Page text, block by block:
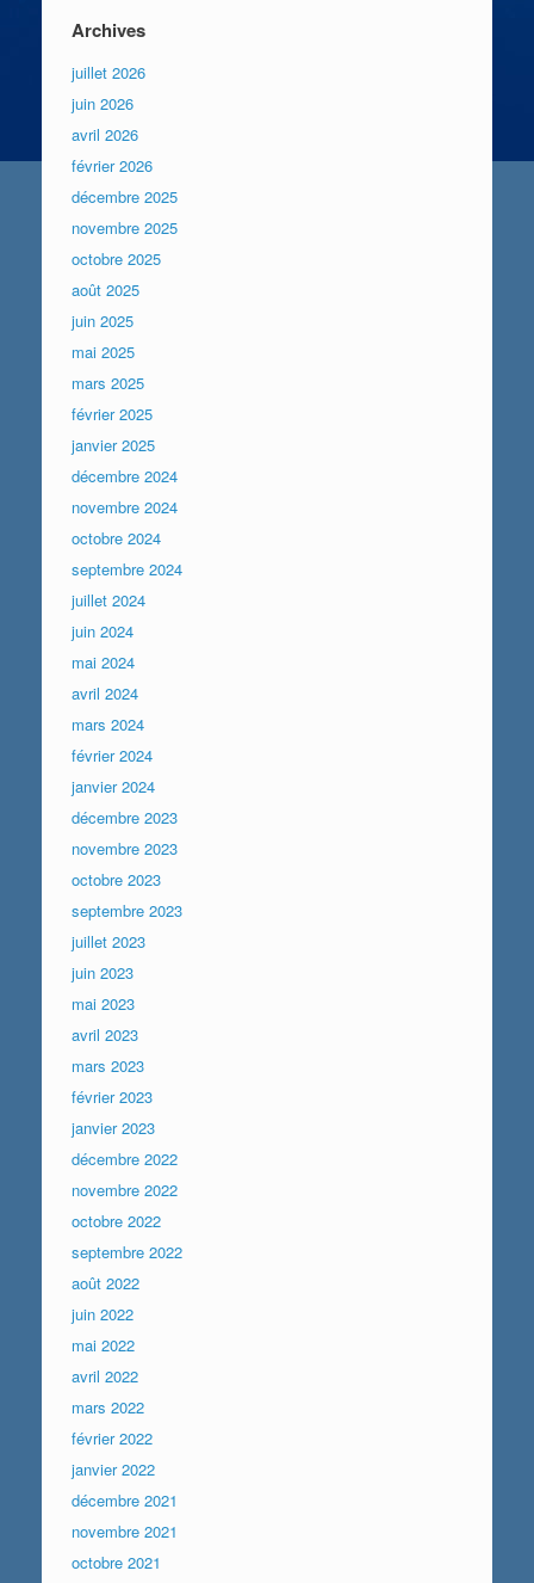
Archives
juillet 2026
juin 2026
avril 2026
février 2026
décembre 2025
novembre 2025
octobre 2025
août 2025
juin 2025
mai 2025
mars 2025
février 2025
janvier 2025
décembre 2024
novembre 2024
octobre 2024
septembre 2024
juillet 2024
juin 2024
mai 2024
avril 2024
mars 2024
février 2024
janvier 2024
décembre 2023
novembre 2023
octobre 2023
septembre 2023
juillet 2023
juin 2023
mai 2023
avril 2023
mars 2023
février 2023
janvier 2023
décembre 2022
novembre 2022
octobre 2022
septembre 2022
août 2022
juin 2022
mai 2022
avril 2022
mars 2022
février 2022
janvier 2022
décembre 2021
novembre 2021
octobre 2021